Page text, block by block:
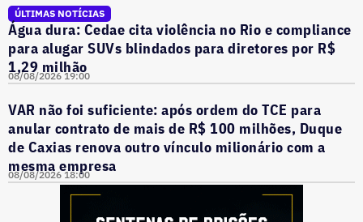
ÚLTIMAS NOTÍCIAS
Água dura: Cedae cita violência no Rio e compliance
para alugar SUVs blindados para diretores por R$
1,29 milhão
08/08/2026 19:00
VAR não foi suficiente: após ordem do TCE para
anular contrato de mais de R$ 100 milhões, Duque
de Caxias renova outro vínculo milionário com a
mesma empresa
08/08/2026 18:00